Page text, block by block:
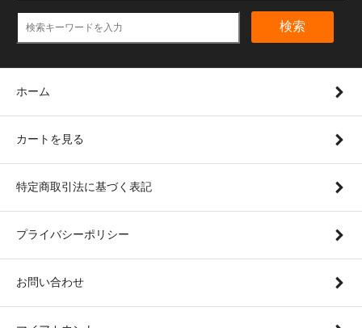
検索
ホーム
カートを見る
特定商取引法に基づく表記
プライバシーポリシー
お問い合わせ